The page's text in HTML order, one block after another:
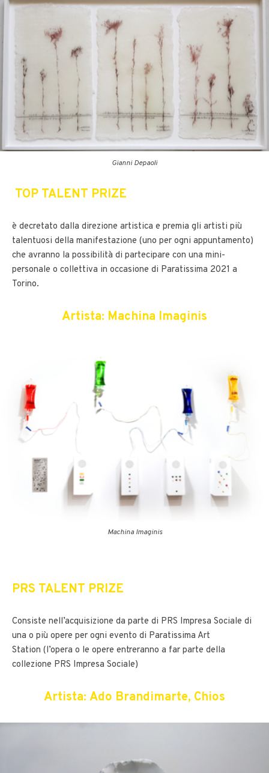
Gianni Depaoli
TOP TALENT PRIZE
è decretato dalla direzione artistica e premia gli artisti più
talentuosi della manifestazione (uno per ogni appuntamento)
che avranno la possibilità di partecipare con una mini-
personale o collettiva in occasione di Paratissima 2021 a
Torino.
Artista: Machina Imaginis
Machina Imaginis
PRS TALENT PRIZE
Consiste nell’acquisizione da parte di PRS Impresa Sociale di
una o più opere per ogni evento di Paratissima Art
Station (l’opera o le opere entreranno a far parte della
collezione PRS Impresa Sociale)
Artista: Ado Brandimarte, Chios